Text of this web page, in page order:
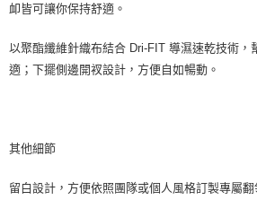
卹皆可讓你保持舒適。
以聚酯纖維針織布結合 Dri-FIT 導濕速乾技術，
適；下擺側邊開衩設計，方便自如暢動。
其他細節
留白設計，方便依照團隊或個人風格訂製專屬翻